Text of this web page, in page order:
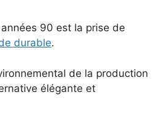
90 est la prise de
durable.
de la production
élégante et